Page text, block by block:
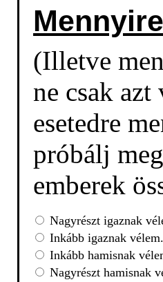
(Illetve
ne csak
esetedre
próbálj
emberek
Nagyrészt igaznak
Inkább igaznak vélem.
Inkább hamisnak
Nagyrészt hamisnak